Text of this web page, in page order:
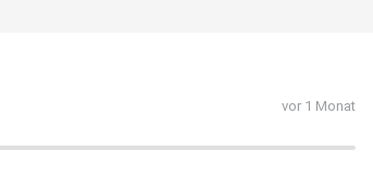
vor 1 Monat